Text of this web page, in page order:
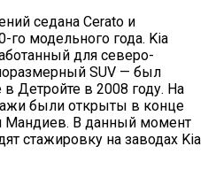
седана Cerato и
го модельного года. Kia
для северо-
SUV — был
в Детройте в 2008 году. На
были открыты в конце
Мандиев. В данный момент
стажировку на заводах Kia